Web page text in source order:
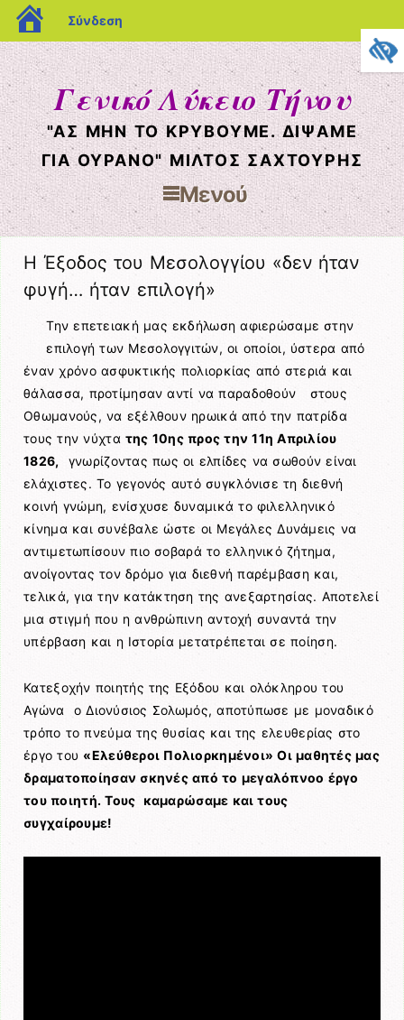
blogs.sch.gr
Σύνδεση
Γενικό Λύκειο Τήνου
"ΑΣ ΜΗΝ ΤΟ ΚΡΥΒΟΥΜΕ. ΔΙΨΑΜΕ
ΓΙΑ ΟΥΡΑΝΟ" ΜΙΛΤΟΣ ΣΑΧΤΟΥΡΗΣ
Μενού
Μετάβαση στο περιεχόμενο
Η Έξοδος του Μεσολογγίου «δεν ήταν
φυγή… ήταν επιλογή»
Την επετειακή μας εκδήλωση αφιερώσαμε στην
επιλογή των Μεσολογγιτών, οι οποίοι, ύστερα από
έναν χρόνο ασφυκτικής πολιορκίας από στεριά και
θάλασσα, προτίμησαν αντί να παραδοθούν στους
Οθωμανούς, να εξέλθουν ηρωικά από την πατρίδα
τους την νύχτα της 10ης προς την 11η Απριλίου
1826, γνωρίζοντας πως οι ελπίδες να σωθούν είναι
ελάχιστες. Το γεγονός αυτό συγκλόνισε τη διεθνή
κοινή γνώμη, ενίσχυσε δυναμικά το φιλελληνικό
κίνημα και συνέβαλε ώστε οι Μεγάλες Δυνάμεις να
αντιμετωπίσουν πιο σοβαρά το ελληνικό ζήτημα,
ανοίγοντας τον δρόμο για διεθνή παρέμβαση και,
τελικά, για την κατάκτηση της ανεξαρτησίας. Αποτελεί
μια στιγμή που η ανθρώπινη αντοχή συναντά την
υπέρβαση και η Ιστορία μετατρέπεται σε ποίηση.
Κατεξοχήν ποιητής της Εξόδου και ολόκληρου του
Αγώνα ο Διονύσιος Σολωμός, αποτύπωσε με μοναδικό
τρόπο το πνεύμα της θυσίας και της ελευθερίας στο
έργο του «Ελεύθεροι Πολιορκημένοι» Οι μαθητές μας
δραματοποίησαν σκηνές από το μεγαλόπνοο έργο
του ποιητή. Τους καμαρώσαμε και τους
συγχαίρουμε!